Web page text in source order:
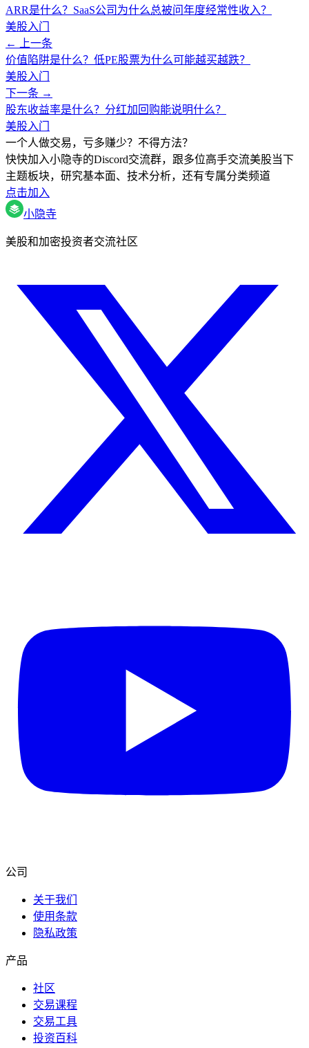
ARR是什么？SaaS公司为什么总被问年度经常性收入？
美股入门
← 上一条
价值陷阱是什么？低PE股票为什么可能越买越跌？
美股入门
下一条 →
股东收益率是什么？分红加回购能说明什么？
美股入门
一个人做交易，亏多赚少？不得方法？
快快加入小隐寺的Discord交流群，跟多位高手交流美股当下
主题板块，研究基本面、技术分析，还有专属分类频道
点击加入
小隐寺
美股和加密投资者交流社区
公司
关于我们
使用条款
隐私政策
产品
社区
交易课程
交易工具
投资百科